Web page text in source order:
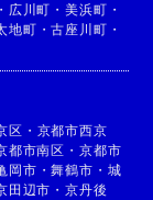
・ 広川町 ・美浜町 ・
地町 ・古座川町 ・
区 ・ 京都市西京
都市南区 ・ 京都市
岡市 ・舞鶴市 ・ 城
田辺市 ・京丹後